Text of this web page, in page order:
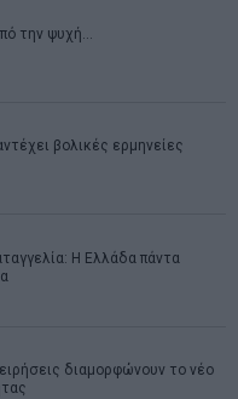
την ψυχή…
βολικές ερμηνείες
Η Ελλάδα πάντα
διαμορφώνουν το νέο